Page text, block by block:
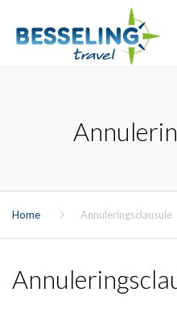
Home Annuleringsclausule